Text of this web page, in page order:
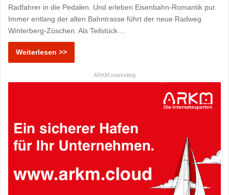
Radfahrer in die Pedalen. Und erleben Eisenbahn-Romantik pur.
Immer entlang der alten Bahntrasse führt der neue Radweg
Winterberg-Züschen. Als Teilstück…
Weiterlesen >>
ARKM.marketing